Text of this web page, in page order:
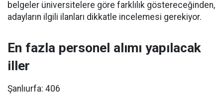
belgeler üniversitelere göre farklılık göstereceğinden,
adayların ilgili ilanları dikkatle incelemesi gerekiyor.
En fazla personel alımı yapılacak
iller
Şanlıurfa: 406